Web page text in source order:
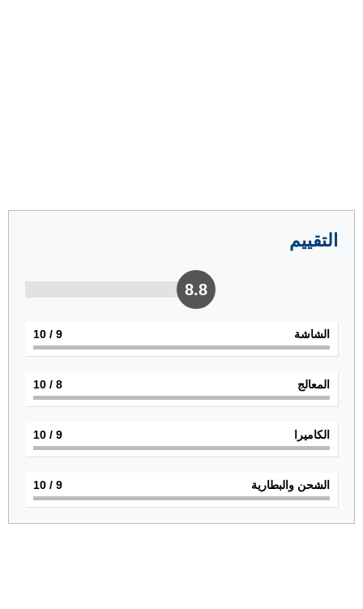
التقييم
8.8
الشاشة 9
/ 10
المعالج 8
/ 10
الكاميرا 9
/ 10
الشحن والبطارية 9
/ 10